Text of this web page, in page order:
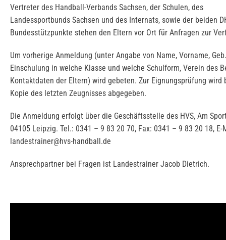
Vertreter des Handball-Verbands Sachsen, der Schulen, des
Landessportbunds Sachsen und des Internats, sowie der beiden
Bundesstützpunkte stehen den Eltern vor Ort für Anfragen zur
Um vorherige Anmeldung (unter Angabe von Name, Vorname,
Einschulung in welche Klasse und welche Schulform, Verein des
Kontaktdaten der Eltern) wird gebeten. Zur Eignungsprüfung wird
Kopie des letzten Zeugnisses abgegeben.
Die Anmeldung erfolgt über die Geschäftsstelle des HVS, Am
04105 Leipzig. Tel.: 0341 – 9 83 20 70, Fax: 0341 – 9 83 20 18, E-
landestrainer@hvs-handball.de
Ansprechpartner bei Fragen ist Landestrainer Jacob Dietrich.